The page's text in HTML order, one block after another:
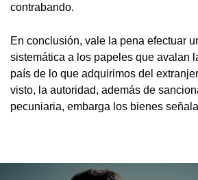
contrabando.
En conclusión, vale la pena efectuar
sistemática a los papeles que avalan
país de lo que adquirimos del
visto, la autoridad, además de
pecuniaria, embarga los bienes